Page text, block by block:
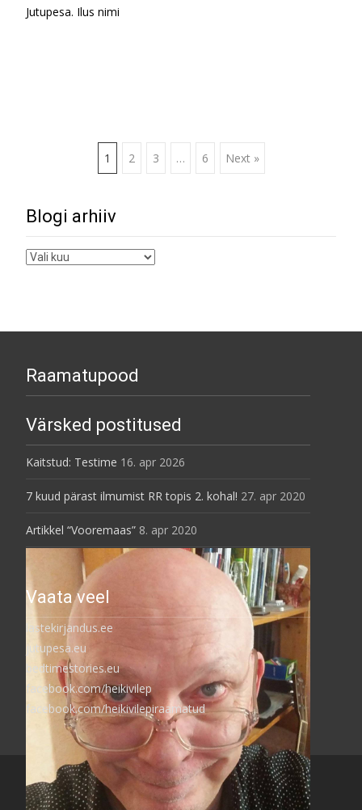
Jutupesa. Ilus nimi
Posts
navigation
1 2 3 … 6 Next »
Blogi arhiiv
Blogi
Raamatupood
Värsked postitused
Kaitstud: Testime 16. apr 2026
7 kuud pärast ilmumist RR topis 2. kohal! 27. apr 2020
Artikkel “Vooremaas” 8. apr 2020
Vaata veel
lastekirjandus.ee
jutupesa.eu
bedtimestories.eu
facebook.com/heikivilep
facebook.com/heikivilepiraamatud
Copyright © Heiki Vilep
Powered by WordPress
, Themei-excelby TemplatesNext.